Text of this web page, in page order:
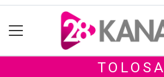
TOLOSA